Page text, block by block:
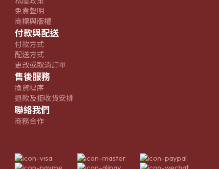
免責聲明
商標與版權
付款與配送
付款方式
配送方式
更改或取消訂單
售後服務
換貨程序
退款及拒收貨安排
聯絡我們
商務合作